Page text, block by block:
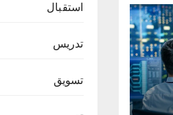
استقبال
تدريس
تسويق